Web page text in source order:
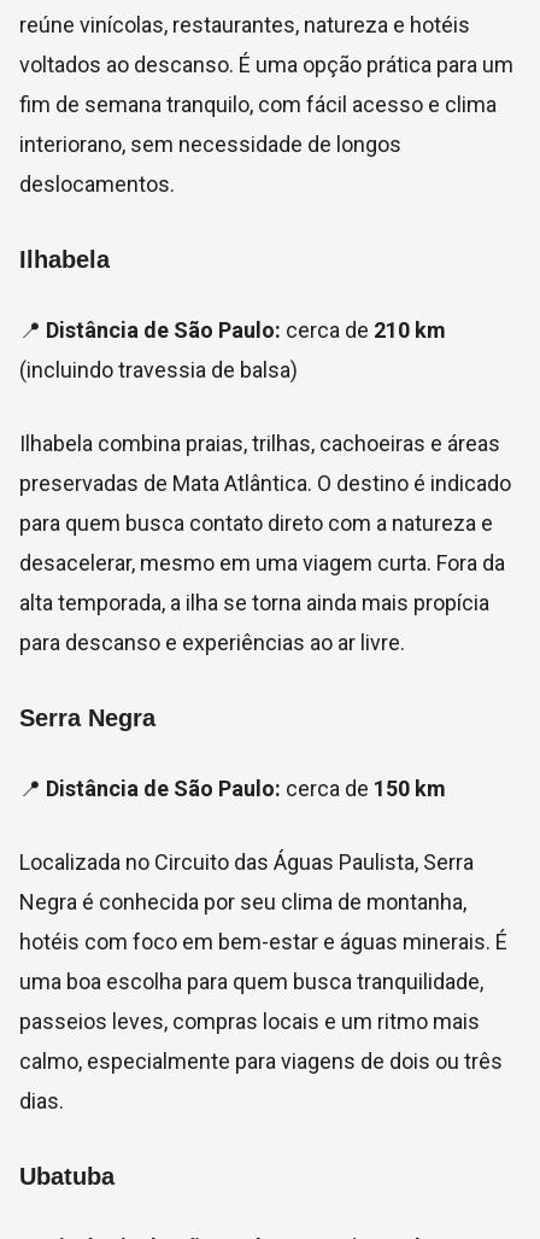
reúne vinícolas, restaurantes, natureza e hotéis
voltados ao descanso. É uma opção prática para um
fim de semana tranquilo, com fácil acesso e clima
interiorano, sem necessidade de longos
deslocamentos.
Ilhabela
📍 Distância de São Paulo: cerca de 210 km
(incluindo travessia de balsa)
Ilhabela combina praias, trilhas, cachoeiras e áreas
preservadas de Mata Atlântica. O destino é indicado
para quem busca contato direto com a natureza e
desacelerar, mesmo em uma viagem curta. Fora da
alta temporada, a ilha se torna ainda mais propícia
para descanso e experiências ao ar livre.
Serra Negra
📍 Distância de São Paulo: cerca de 150 km
Localizada no Circuito das Águas Paulista, Serra
Negra é conhecida por seu clima de montanha,
hotéis com foco em bem-estar e águas minerais. É
uma boa escolha para quem busca tranquilidade,
passeios leves, compras locais e um ritmo mais
calmo, especialmente para viagens de dois ou três
dias.
Ubatuba